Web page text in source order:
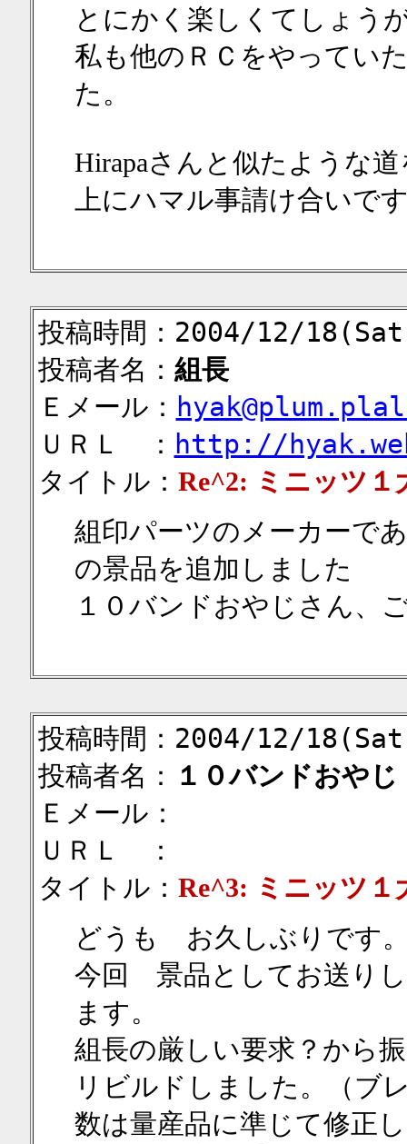
とにかく楽しくてしょう
私も他のＲＣをやってい
た。
Hirapaさんと似たような
上にハマル事請け合いで
投稿時間：2004/12/
投稿者名： 組長
Ｅメール：
ＵＲＬ ： http://
タイトル： Re^2: ミニッツ１
組印パーツのメーカーで
の景品を追加しました
１０バンドおやじさん、
投稿時間：2004/12/
投稿者名： １０バンドおやじ
Ｅメール：
ＵＲＬ ：
タイトル： Re^3: ミニッツ１
どうも お久しぶりです
今回 景品としてお送り
ます。
組長の厳しい要求？から
リビルドしました。（ブ
数は量産品に準じて修正